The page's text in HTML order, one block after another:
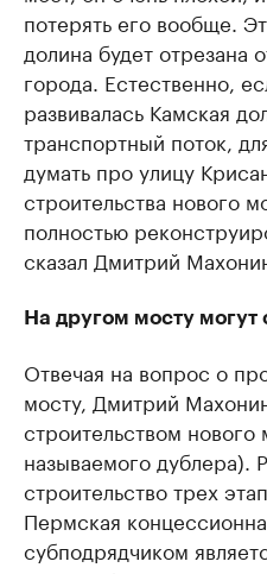
потерять его вообще.
долина будет отрезана
города. Естественно,
развивалась Камская
транспортный поток,
думать про улицу
строительства нового
полностью
сказал Дмитрий
На другом мосту могут
Отвечая на вопрос о
мосту, Дмитрий
строительством нового
называемого дублера).
строительство трех
Пермская
субподрядчиком